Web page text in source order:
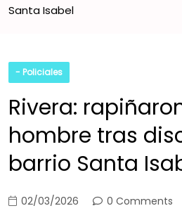
Santa Isabel
- Policiales
Rivera:
hombre tras
barrio Santa
02/03/2026 0 Comments